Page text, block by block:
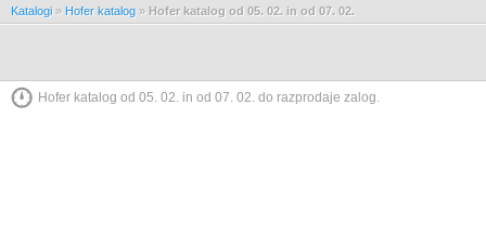
Katalogi » Hofer katalog » Hofer katalog od 05. 02. in od 07. 02.
Hofer katalog od 05. 02. in od 07. 02. do razprodaje zalog.